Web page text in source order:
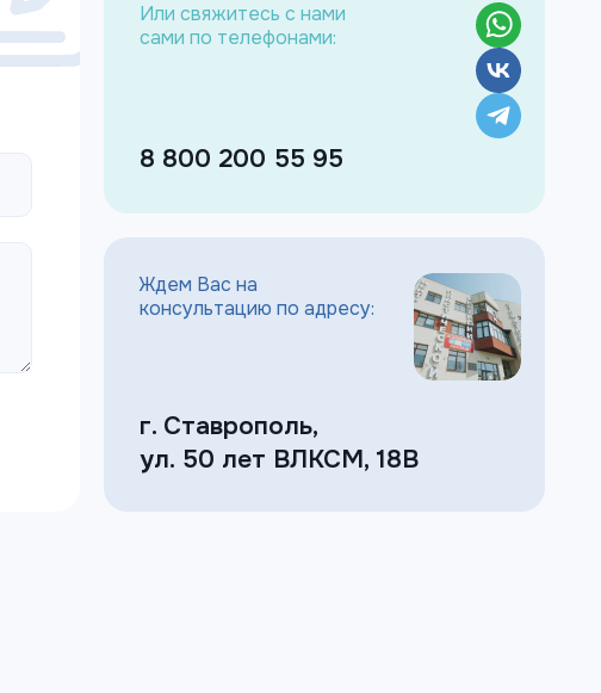
Ждем Вас на
консультацию по адресу:
г. Ставрополь,
ул. 50 лет ВЛКСМ, 18В
Или свяжитесь с нами
сами по телефонами:
8 800 200 55 95